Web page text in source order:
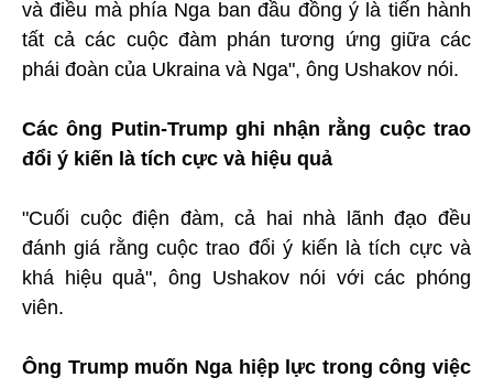
và điều mà phía Nga ban đầu đồng ý là tiến hành
tất cả các cuộc đàm phán tương ứng giữa các
phái đoàn của Ukraina và Nga", ông Ushakov nói.
Các ông Putin-Trump ghi nhận rằng cuộc trao
đổi ý kiến là tích cực và hiệu quả
"Cuối cuộc điện đàm, cả hai nhà lãnh đạo đều
đánh giá rằng cuộc trao đổi ý kiến là tích cực và
khá hiệu quả", ông Ushakov nói với các phóng
viên.
Ông Trump muốn Nga hiệp lực trong công việc